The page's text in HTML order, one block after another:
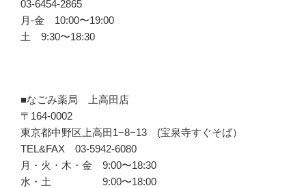
03-6454-2865
月-金 10:00〜19:00
土 9:30〜18:30
■なごみ薬局 上高田店
〒164-0002
東京都中野区上高田1−8−13 (宝泉寺すぐそば）
TEL&FAX 03-5942-6080
月・火・木・金 9:00〜18:30
水・土 9:00〜18:00